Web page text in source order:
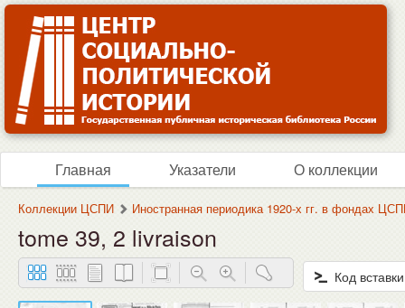
Главная Указатели О коллекции
Коллекции ЦСПИ Иностранная периодика 1920-х гг. в фондах
tome 39, 2 livraison
Код вставки